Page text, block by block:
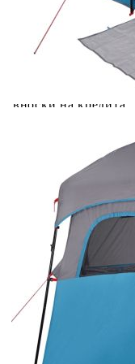
количката" и при
вноски на кредита.
Предоставената
Добавете
количката" и при
вноски на кредита.
Когато плащате с
поръчката Ви
разполагате с три
Отложено до 30
поръчката без
400 лв. / €204,52
Плащане на 4
поръчката си на
разделя на 3 равни
покупки на
Плащане на 6
разпределя в 6
покупки на